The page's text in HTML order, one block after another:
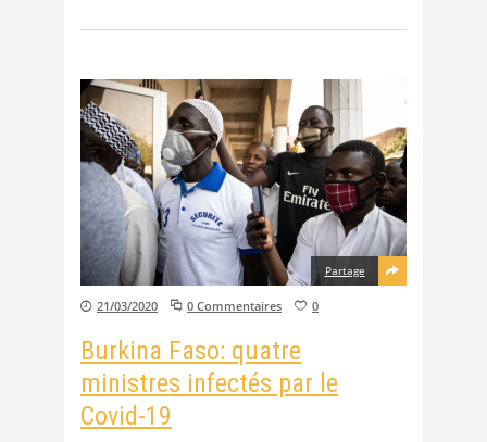
Partage
21/03/2020 0 Commentaires 0
Burkina Faso: quatre
ministres infectés par le
Covid-19